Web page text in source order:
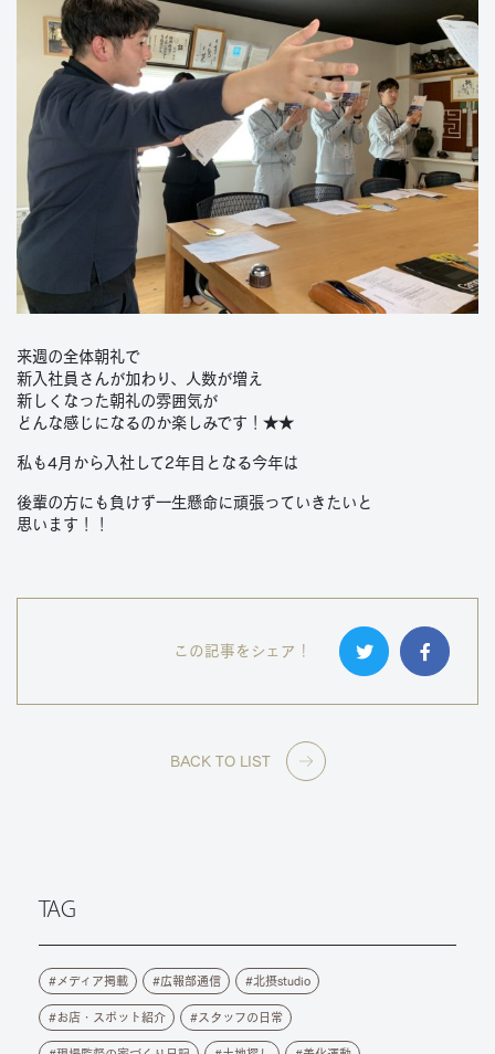
来週の全体朝礼で
新入社員さんが加わり、人数が増え
新しくなった朝礼の雰囲気が
どんな感じになるのか楽しみです！★★
私も4月から入社して2年目となる今年は
後輩の方にも負けず一生懸命に頑張っていきたいと
思います！！
この記事をシェア！
BACK TO LIST
TAG
メディア掲載 広報部通信 北摂studio
お店・スポット紹介 スタッフの日常